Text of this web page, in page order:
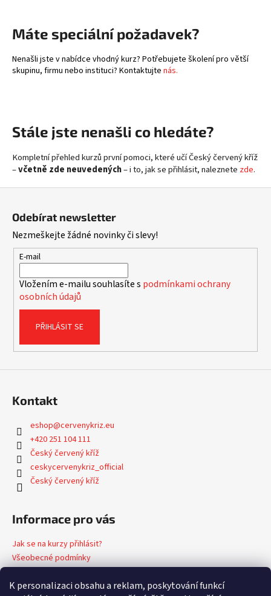
K personalizaci obsahu a reklam, poskytování funkcí
Máte speciální požadavek?
Nenašli jste v nabídce vhodný kurz? Potřebujete školení pro větší
skupinu, firmu nebo instituci? Kontaktujte nás.
Stále jste nenašli co hledáte?
Kompletní přehled kurzů první pomoci, které učí Český červený kříž
–včetně zde neuvedených– i to, jak se přihlásit, naleznete zde.
r
u
č
u
Odebírat newsletter
Nezmeškejte žádné novinky či slevy!
E-mail
Vložením e-mailu souhlasíte s podmínkami ochrany
osobních údajů
PŘIHLÁSIT SE
Kontakt
eshop@cervenykriz.eu
+420 251 104 111
Český červený kříž
ceskycervenykriz_official
Český červený kříž
Informace pro vás
Jak se na kurzy přihlásit?
Všeobecné podmínky
Formulář pro odstoupení od kupní smlouvy